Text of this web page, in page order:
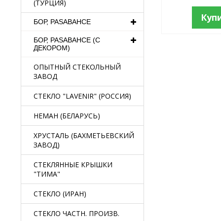
(ТУРЦИЯ)
БОР, PASABAHCE
БОР, PASABAHCE (С
ДЕКОРОМ)
ОПЫТНЫЙ СТЕКОЛЬНЫЙ
ЗАВОД
СТЕКЛО "LAVENIR" (РОССИЯ)
НЕМАН (БЕЛАРУСЬ)
ХРУСТАЛЬ (БАХМЕТЬЕВСКИЙ
ЗАВОД)
СТЕКЛЯННЫЕ КРЫШКИ
"ТИМА"
СТЕКЛО (ИРАН)
СТЕКЛО ЧАСТН. ПРОИЗВ.